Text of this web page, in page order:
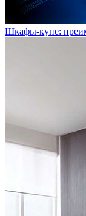
Шкафы-купе: